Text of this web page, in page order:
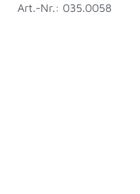
Art.-Nr.: 035.0058